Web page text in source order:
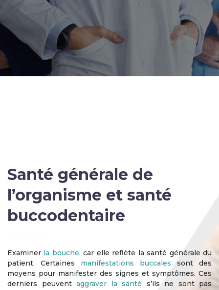
Santé générale de
l’organisme et santé
buccodentaire
Examiner la bouche, car elle reflète la santé générale du
patient. Certaines manifestations buccales sont des
moyens pour manifester des signes et symptômes. Ces
derniers peuvent aggraver la santé s’ils ne sont pas